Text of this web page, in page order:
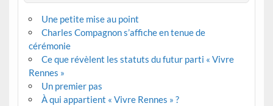
Une petite mise au point
Charles Compagnon s’affiche en tenue de
cérémonie
Ce que révèlent les statuts du futur parti « Vivre
Rennes »
Un premier pas
À qui appartient « Vivre Rennes » ?